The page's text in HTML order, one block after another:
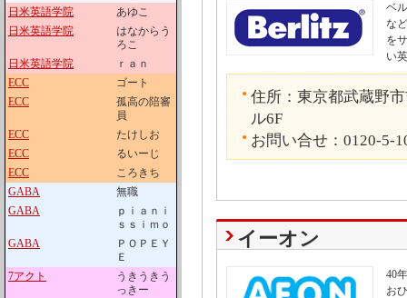
日米英語学院
あゆこ
日米英語学院
はなからう
ろこ
日米英語学院
ｒａｎ
ECC
ゴート
ECC
孤高の陪審
員
ECC
たけしお
ECC
るいーじ
ECC
ころきち
GABA
無職
GABA
ｐｉａｎｉ
ｓｓｉｍｏ
GABA
ＰＯＰＥＹ
Ｅ
7アクト
うきうきう
っきー
ベ
な
を
い
住所：東京都武蔵野
ル6F
お問い合せ：0120-5-
イーオン
40
お